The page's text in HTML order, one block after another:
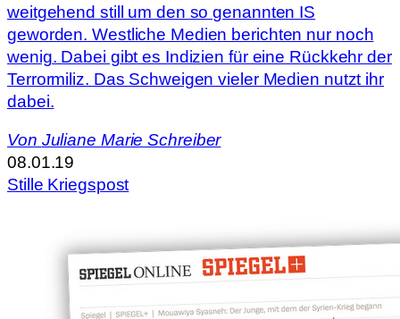
weitgehend still um den so genannten IS
geworden. Westliche Medien berichten nur noch
wenig. Dabei gibt es Indizien für eine Rückkehr der
Terrormiliz. Das Schweigen vieler Medien nutzt ihr
dabei.
Von Juliane Marie Schreiber
08.01.19
Stille Kriegspost